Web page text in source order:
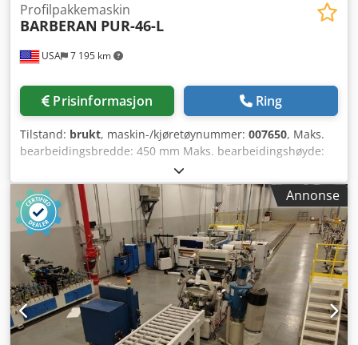
USA 7 195 km
Profilpakkemaskin
BARBERAN PUR-46-L
Prisinformasjon Ring
Tilstand: brukt, maskin-/kjøretøynummer: 007650, Maks.
bearbeidingsbredde: 450 mm Maks. bearbeidingshøyde:
120 mm Limingssystem: EVA Csdpfsu Evi Rox Aktjrf
Annonse